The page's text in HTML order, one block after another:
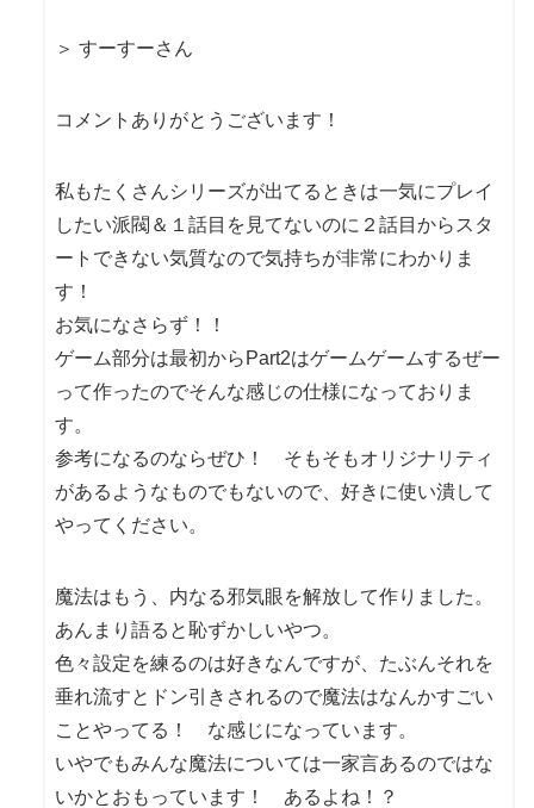
＞ すーすーさん
コメントありがとうございます！
私もたくさんシリーズが出てるときは一気にプレイ
したい派閥＆１話目を見てないのに２話目からスタ
ートできない気質なので気持ちが非常にわかりま
す！
お気になさらず！！
ゲーム部分は最初からPart2はゲームゲームするぜー
って作ったのでそんな感じの仕様になっておりま
す。
参考になるのならぜひ！ そもそもオリジナリティ
があるようなものでもないので、好きに使い潰して
やってください。
魔法はもう、内なる邪気眼を解放して作りました。
あんまり語ると恥ずかしいやつ。
色々設定を練るのは好きなんですが、たぶんそれを
垂れ流すとドン引きされるので魔法はなんかすごい
ことやってる！ な感じになっています。
いやでもみんな魔法については一家言あるのではな
いかとおもっています！ あるよね！？